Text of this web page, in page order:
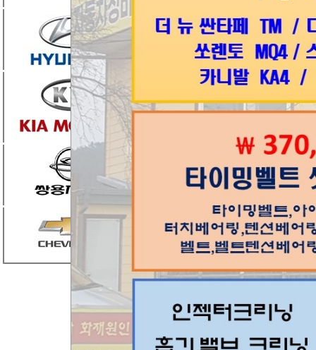
조은카랜드
2022.02.12 08:30
일
모
방
번호 제목
225 뉴모닝 히터코어클리닝 가능한
224 12년식 에쿠스리무진vl500 겉